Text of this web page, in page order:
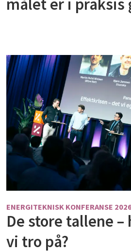
målet er i praksis
ENERGITEKNISK KONFERANSE
De store tallene –
vi tro på?